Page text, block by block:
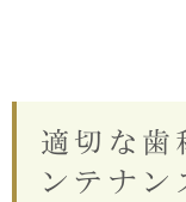
適切な歯
ンテナン